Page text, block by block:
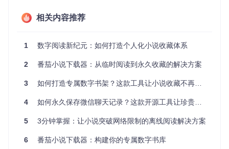
多设备同步如何打破阅读场景限制？
上都能继续之前的阅读进度。这款工具的多设备同步功能满足
书签等信息能同步到其他所有设备，无论他是在手机上睡前阅
景的限制。
格式对比矩阵
目标：快速安装并使用工具下载小说
障碍：对技术操作不熟悉，担心安装过程复杂 解决方案：只需
简单几步，即可完成安装。首先，获取项目源码，在命令行中
相关内容推荐
1 数字阅读新纪元：如何打造个人化小说收藏体系
2 番茄小说下载器：从临时阅读到永久收藏的解决方案
3 如何打造专属数字书架？这款工具让小说收藏不再复杂
4 如何永久保存微信聊天记录？这款开源工具让珍贵对话不再丢失
5 3分钟掌握：让小说突破网络限制的离线阅读解决方案
6 番茄小说下载器：构建你的专属数字书库